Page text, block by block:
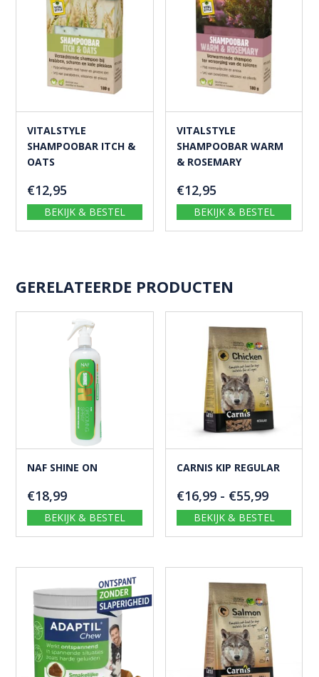
VITALSTYLE
SHAMPOOBAR ITCH &
OATS
€12,95
BEKIJK & BESTEL
VITALSTYLE
SHAMPOOBAR WARM
& ROSEMARY
€12,95
BEKIJK & BESTEL
GERELATEERDE PRODUCTEN
NAF SHINE ON
€18,99
BEKIJK & BESTEL
CARNIS KIP REGULAR
€16,99 - €55,99
€16,99
tot
€55,99
BEKIJK & BESTEL